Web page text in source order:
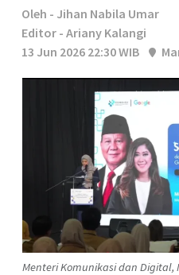
Oleh - Jihan Nabila Umar
Editor - Ariany Kalangi
13 Jun 2026 22:30 WIB
Menteri Komunikasi dan